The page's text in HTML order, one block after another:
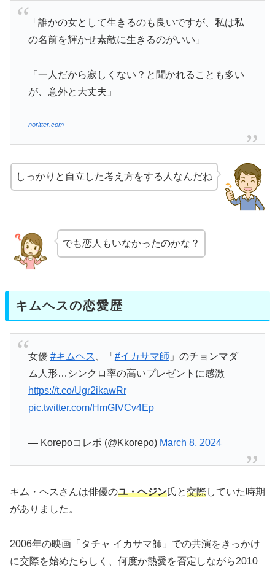
「誰かの女として生きるのも良いですが、私は私
の名前を輝かせ素敵に生きるのがいい」
「一人だから寂しくない？と聞かれることも多い
が、意外と大丈夫」
noritter.com
しっかりと自立した考え方をする人なんだね
でも恋人もいなかったのかな？
キムヘスの恋愛歴
女優 #キムヘス 、「 #イカサマ師 」のチョンマダ
ム人形…シンクロ率の高いプレゼントに感激
https://t.co/Ugr2ikawRr
pic.twitter.com/HmGIVCv4Ep
— Korepoコレポ (@Kkorepo) March 8, 2024
キム・ヘスさんは俳優のユ・ヘジン氏と交際していた時期
がありました。
2006年の映画「タチャ イカサマ師」での共演をきっかけ
に交際を始めたらしく、何度か熱愛を否定しながら2010